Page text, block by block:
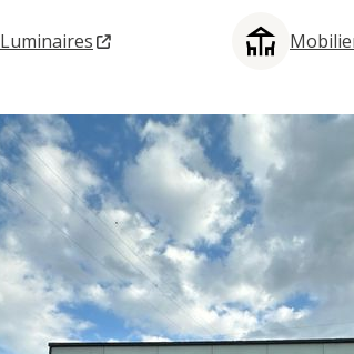
Luminaires